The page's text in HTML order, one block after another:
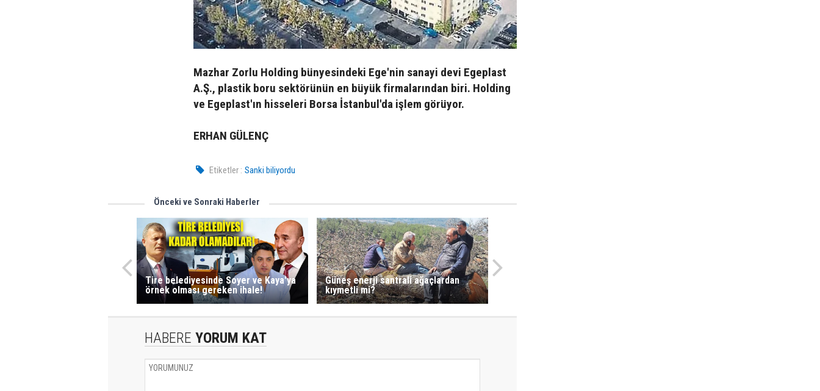
Mazhar Zorlu Holding bünyesindeki Ege'nin sanayi devi Egeplast
A.Ş., plastik boru sektörünün en büyük firmalarından biri. Holding
ve Egeplast'ın hisseleri Borsa İstanbul'da işlem görüyor.
ERHAN GÜLENÇ
Etiketler : Sanki biliyordu
Önceki ve Sonraki Haberler
Tire belediyesinde Soyer ve Kaya'ya
örnek olması gereken ihale!
Güneş enerji santrali ağaçlardan
kıymetli mi?
HABERE YORUM KAT